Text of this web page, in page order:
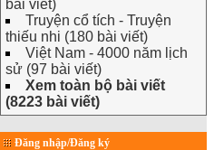
bài viết)
Truyện cổ tích - Truyện
thiếu nhi (180 bài viết)
Việt Nam - 4000 năm lịch
sử (97 bài viết)
Xem toàn bộ bài viết
(8223 bài viết)
Đăng nhập/Đăng ký